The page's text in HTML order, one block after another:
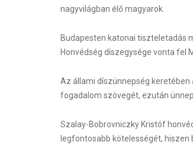
nagyvilágban élő magyarok.
Budapesten katonai tiszteletadás
Honvédség díszegysége vonta fel
Az állami díszünnepség keretében
fogadalom szövegét, ezután
Szalay-Bobrovniczky Kristóf
legfontosabb kötelességét, hiszen